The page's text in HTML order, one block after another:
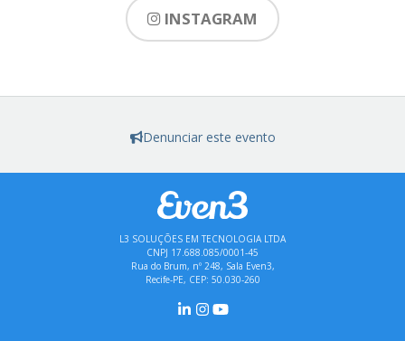
INSTAGRAM
Denunciar este evento
L3 SOLUÇÕES EM TECNOLOGIA LTDA
CNPJ 17.688.085/0001-45
Rua do Brum, nº 248, Sala Even3,
Recife-PE, CEP: 50.030-260